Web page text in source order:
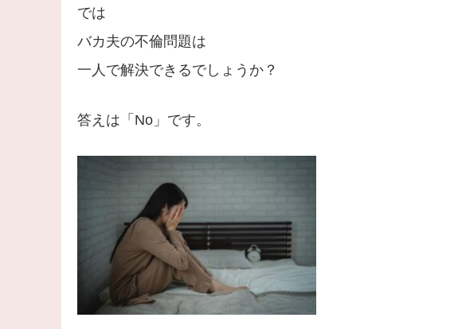
では
バカ夫の不倫問題は
一人で解決できるでしょうか？
答えは「No」です。